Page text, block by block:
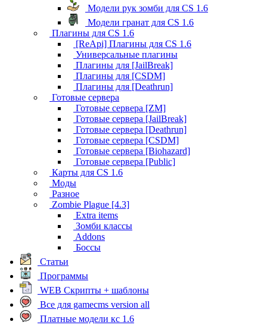
Модели рук зомби для CS 1.6
Модели гранат для CS 1.6
Плагины для CS 1.6
[ReApi] Плагины для CS 1.6
Универсальные плагины
Плагины для [JailBreak]
Плагины для [CSDM]
Плагины для [Deathrun]
Готовые сервера
Готовые сервера [ZM]
Готовые сервера [JailBreak]
Готовые сервера [Deathrun]
Готовые сервера [CSDM]
Готовые сервера [Biohazard]
Готовые сервера [Public]
Карты для CS 1.6
Моды
Разное
Zombie Plague [4.3]
Extra items
Зомби классы
Addons
Боссы
Статьи
Программы
WEB Скрипты + шаблоны
Все для gamecms version all
Платные модели кс 1.6